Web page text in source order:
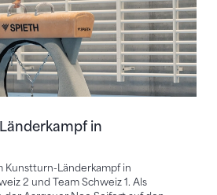
in
Kunstturn-Länderkampf in
2 und Team Schweiz 1. Als